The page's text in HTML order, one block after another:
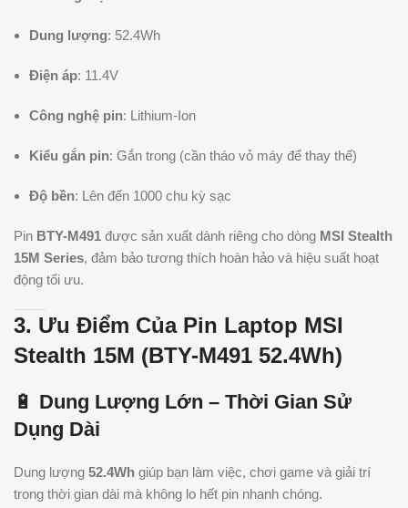
Dung lượng: 52.4Wh
Điện áp: 11.4V
Công nghệ pin: Lithium-Ion
Kiểu gắn pin: Gắn trong (cần tháo vỏ máy để thay thế)
Độ bền: Lên đến 1000 chu kỳ sạc
Pin BTY-M491 được sản xuất dành riêng cho dòng MSI Stealth
15M Series, đảm bảo tương thích hoàn hảo và hiệu suất hoạt
động tối ưu.
3. Ưu Điểm Của Pin Laptop MSI
Stealth 15M (BTY-M491 52.4Wh)
🔋 Dung Lượng Lớn – Thời Gian Sử
Dụng Dài
Dung lượng 52.4Wh giúp bạn làm việc, chơi game và giải trí
trong thời gian dài mà không lo hết pin nhanh chóng.